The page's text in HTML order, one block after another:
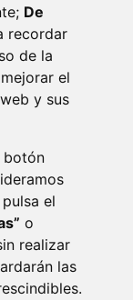
De
recordar
de la
el
y sus
botón
el
o
realizar
las
(ESPAÑA)
EXTERNO AL